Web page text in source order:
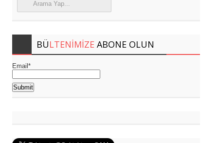
BÜLTENIMIZE ABONE OLUN
Email*